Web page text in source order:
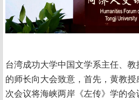
台湾成功大学中国文学系主任、
的师长向大会致意，首先，黄教
次会议将海峡两岸《左传》学的会